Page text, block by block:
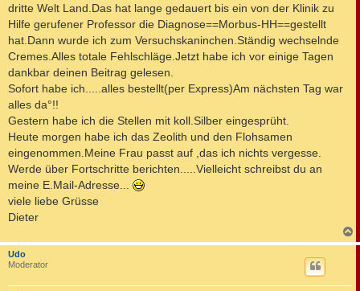
dritte Welt Land.Das hat lange gedauert bis ein von der Klinik zu
Hilfe gerufener Professor die Diagnose==Morbus-HH==gestellt
hat.Dann wurde ich zum Versuchskaninchen.Ständig wechselnde
Cremes.Alles totale Fehlschläge.Jetzt habe ich vor einige Tagen
dankbar deinen Beitrag gelesen.
Sofort habe ich.....alles bestellt(per Express)Am nächsten Tag war
alles da°!!
Gestern habe ich die Stellen mit koll.Silber eingesprüht.
Heute morgen habe ich das Zeolith und den Flohsamen
eingenommen.Meine Frau passt auf ,das ich nichts vergesse.
Werde über Fortschritte berichten.....Vielleicht schreibst du an
meine E.Mail-Adresse...
viele liebe Grüsse
Dieter
a
Udo
Moderator